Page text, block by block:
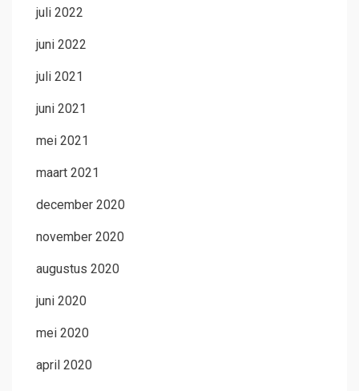
juli 2022
juni 2022
juli 2021
juni 2021
mei 2021
maart 2021
december 2020
november 2020
augustus 2020
juni 2020
mei 2020
april 2020